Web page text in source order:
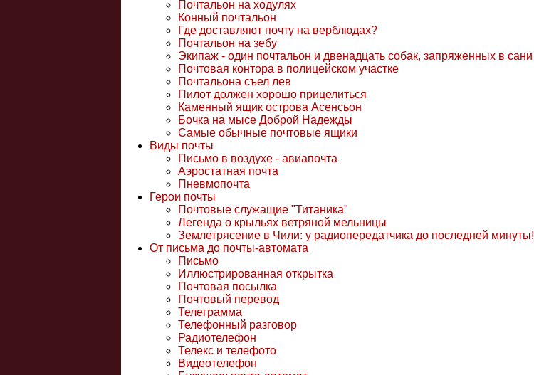
Почтальон на ходулях
Конный почтальон
Где доставляют почту на верблюдах?
Почтальон на зебу
Экипаж - один почтальон и двенадцать собак, запряженных в сани
Почтовая контора в полицейском участке
Почтальона съел лев
Пилот должен хорошо прицелиться
Каменный ящик острова Асенсьон
Бочка на мысе Доброй Надежды
Самые обычные почтовые ящики
Виды почты
Письмо в воздухе - авиапочта
Аэростатная почта
Пневмопочта
Герои почты
Почтовые служащие "Титаника"
Легенда о крыльях ветряной мельницы
Землетрясение в Чили: у радиопередатчика до последней минуты!
От письма до почты-автомата
Письмо
Иллюстрированная открытка
Почтовая посылка
Почтовый перевод
Телеграмма
Телефонный разговор
Радиотелефон
Телекс и телефото
Видеотелефон